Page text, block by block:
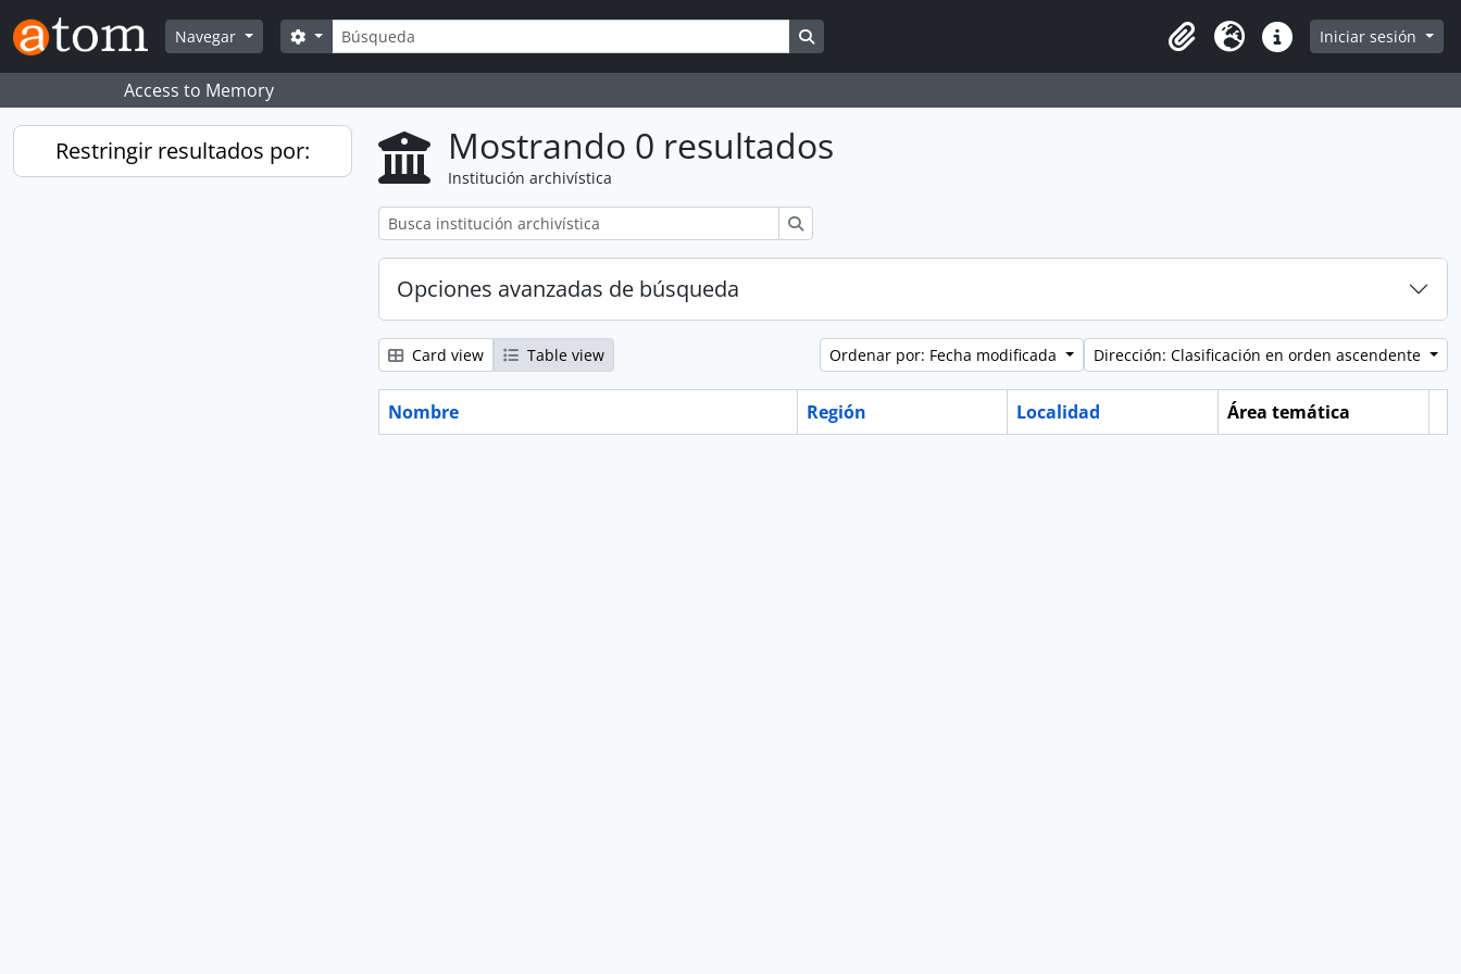
Skip to main content
Navegar
Búsqueda
Search options
Portapapeles
Idioma Enlaces rápidos
Iniciar sesión
Access to Memory
Restringir resultados por: Mostrando 0 resultados
Institución archivística
Opciones avanzadas de búsqueda
Card view Table view Ordenar por: Fecha modificada Dirección: Clasificación en orden ascendente
Nombre Región Localidad
Área temática